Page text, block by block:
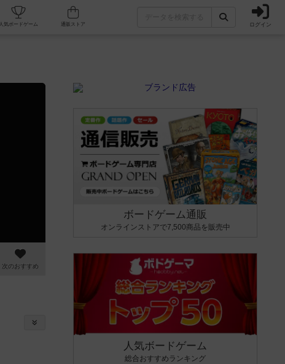
カフェ/店舗 人気ボードゲーム ログイン
次のおすすめ
ボードゲーム通販
オンラインストアで7,500商品を販売中
人気ボードゲーム
総合おすすめランキング